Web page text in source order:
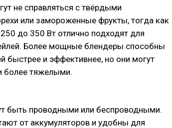
не справляться с твёрдыми
или замороженные фрукты, тогда как
до 350 Вт отлично подходят для
Более мощные блендеры способны
быстрее и эффективнее, но они могут
более тяжелыми.
быть проводными или беспроводными.
от аккумуляторов и удобны для